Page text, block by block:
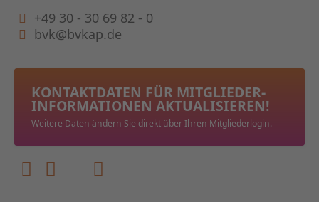
+49 30 - 30 69 82 - 0
bvk@bvkap.de
KONTAKTDATEN FÜR MITGLIEDER­
INFORMATIONEN AKTUALISIEREN!
Weitere Daten ändern Sie direkt über Ihren Mitgliederlogin.